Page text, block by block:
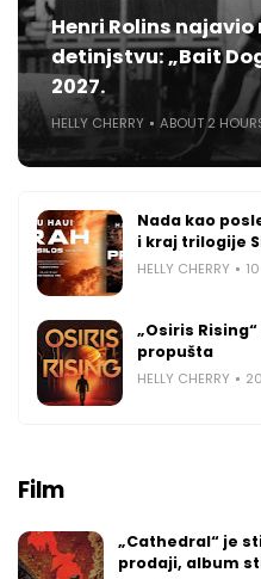
Henri Rolins najavio
detinjstvu: „Bait
2027.
HELLY CHERRY ABOUT 2
Nada kao
i kraj trilogije
HELLY CHERRY
„Osiris
propušta
HELLY CHERRY
Film
„Cathedral“ je
prodaji, album